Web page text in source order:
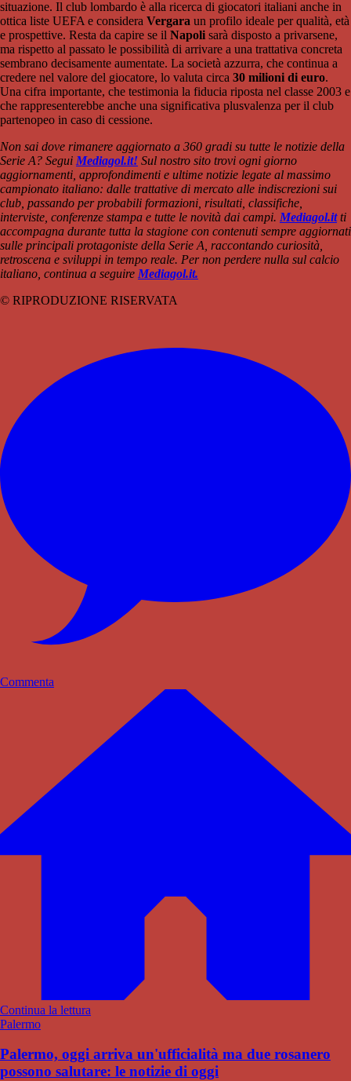
situazione. Il club lombardo è alla ricerca di giocatori italiani anche in
ottica liste UEFA e considera Vergara un profilo ideale per qualità, età
e prospettive. Resta da capire se il Napoli sarà disposto a privarsene,
ma rispetto al passato le possibilità di arrivare a una trattativa concreta
sembrano decisamente aumentate. La società azzurra, che continua a
credere nel valore del giocatore, lo valuta circa 30 milioni di euro.
Una cifra importante, che testimonia la fiducia riposta nel classe 2003 e
che rappresenterebbe anche una significativa plusvalenza per il club
partenopeo in caso di cessione.
Non sai dove rimanere aggiornato a 360 gradi su tutte le notizie della
Serie A? Segui Mediagol.it! Sul nostro sito trovi ogni giorno
aggiornamenti, approfondimenti e ultime notizie legate al massimo
campionato italiano: dalle trattative di mercato alle indiscrezioni sui
club, passando per probabili formazioni, risultati, classifiche,
interviste, conferenze stampa e tutte le novità dai campi. Mediagol.itti
accompagna durante tutta la stagione con contenuti sempre aggiornati
sulle principali protagoniste della Serie A, raccontando curiosità,
retroscena e sviluppi in tempo reale. Per non perdere nulla sul calcio
italiano, continua a seguire Mediagol.it.
© RIPRODUZIONE RISERVATA
Commenta
Continua la lettura
Palermo
Palermo, oggi arriva un'ufficialità ma due rosanero
possono salutare: le notizie di oggi